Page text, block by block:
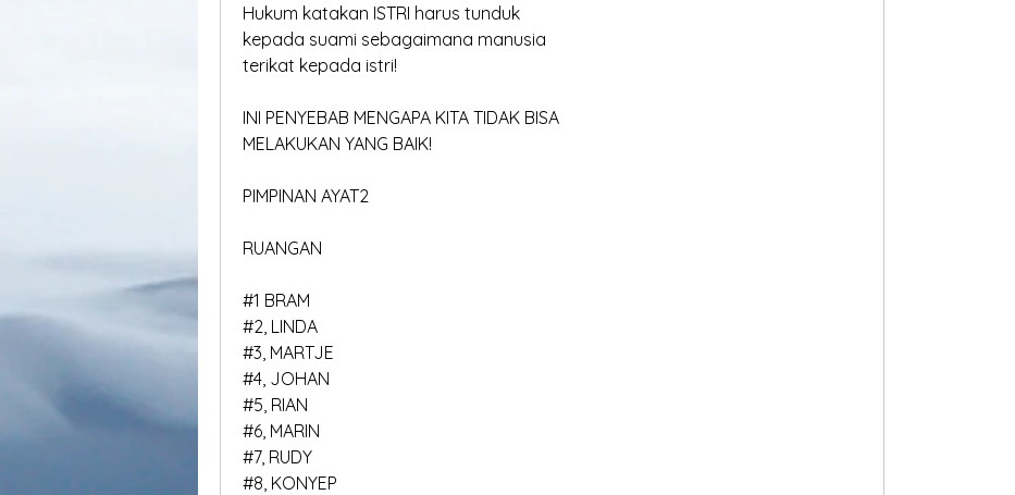
Hukum katakan ISTRI harus tunduk
kepada suami sebagaimana manusia
terikat kepada istri!
INI PENYEBAB MENGAPA KITA TIDAK BISA
MELAKUKAN YANG BAIK!
PIMPINAN AYAT2
RUANGAN
#1 BRAM
#2, LINDA
#3, MARTJE
#4, JOHAN
#5, RIAN
#6, MARIN
#7, RUDY
#8, KONYEP